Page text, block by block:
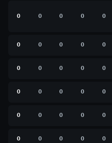
0
0
0
0
0
0
0
0
0
0
0
0
0
0
0
0
0
0
0
0
0
0
0
0
0
0
0
0
0
0